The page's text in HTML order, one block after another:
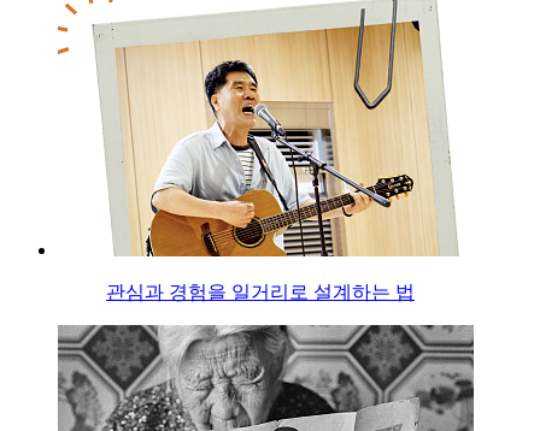
관심과 경험을 일거리로 설계하는 법